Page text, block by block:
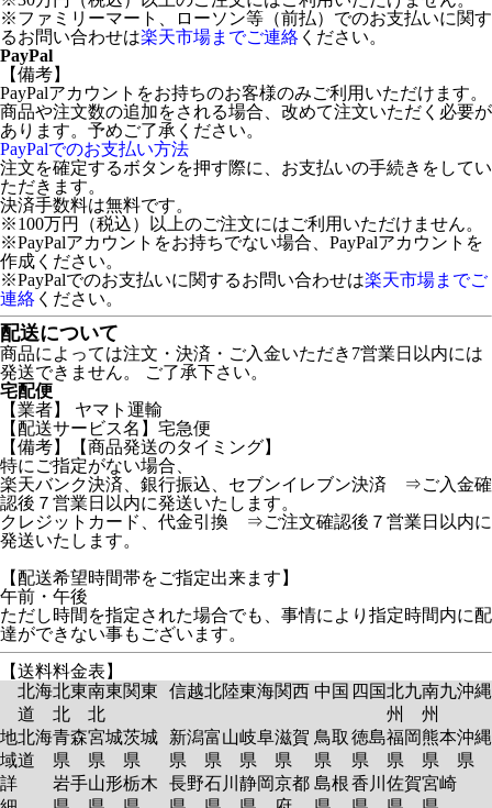
※ファミリーマート、ローソン等（前払）でのお支払いに関す
るお問い合わせは楽天市場までご連絡 ください。
PayPal
【備考】
PayPalアカウントをお持ちのお客様のみご利用いただけます。
商品や注文数の追加をされる場合、改めて注文いただく必要が
あります。予めご了承ください。
PayPalでのお支払い方法
注文を確定するボタンを押す際に、お支払いの手続きをしてい
ただきます。
決済手数料は無料です。
※100万円（税込）以上のご注文にはご利用いただけません。
※PayPalアカウントをお持ちでない場合、PayPalアカウントを
作成ください。
※PayPalでのお支払いに関するお問い合わせは楽天市場までご
連絡 ください。
配送について
商品によっては注文・決済・ご入金いただき7営業日以内には
発送できません。 ご了承下さい。
宅配便
【業者】 ヤマト運輸
【配送サービス名】宅急便
【備考】【商品発送のタイミング】
特にご指定がない場合、
楽天バンク決済、銀行振込、セブンイレブン決済 ⇒ご入金確
認後７営業日以内に発送いたします。
クレジットカード、代金引換 ⇒ご注文確認後７営業日以内に
発送いたします。
【配送希望時間帯をご指定出来ます】
午前・午後
ただし時間を指定された場合でも、事情により指定時間内に配
達ができない事もございます。
【送料料金表】
北海
道
北東
北
南東
北
関東 信越北陸東海関西 中国 四国北九
州
南九
州
沖縄
地
域
詳
北海
道
青森
県
岩手
宮城
県
山形
茨城
県
栃木
新潟
県
長野
富山
県
石川
岐阜
県
静岡
滋賀
県
京都
鳥取
県
島根
徳島
県
香川
福岡
県
佐賀
熊本
県
宮崎
沖縄
県